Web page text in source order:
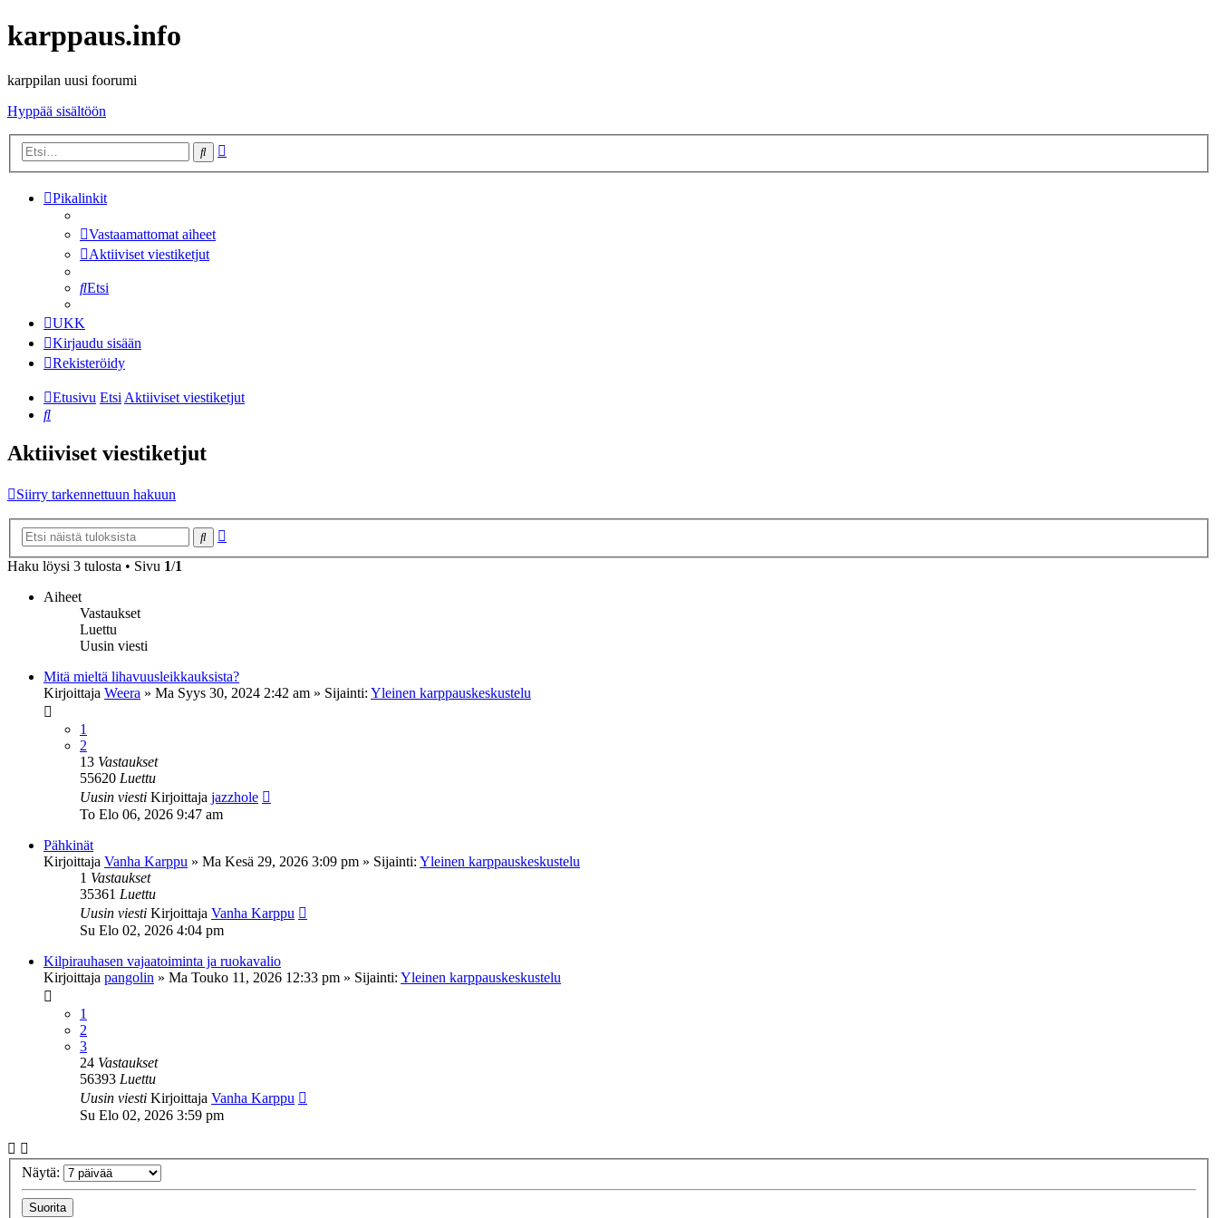
karppaus.info
karppilan uusi foorumi
Hyppää sisältöön
Etsi
Pikalinkit
Vastaamattomat aiheet
Aktiiviset viestiketjut
Etsi
UKK
Kirjaudu sisään
Rekisteröidy
Etusivu EtsiAktiiviset viestiketjut
Etsi
Aktiiviset viestiketjut
Siirry tarkennettuun hakuun
Etsi
Haku löysi 3 tulosta • Sivu 1/1
Aiheet
Vastaukset
Luettu
Uusin viesti
Mitä mieltä lihavuusleikkauksista?
Kirjoittaja Weera » Ma Syys 30, 2024 2:42 am » Sijainti: Yleinen karppauskeskustelu
1
2
13 Vastaukset
55620 Luettu
Uusin viesti Kirjoittaja jazzhole
To Elo 06, 2026 9:47 am
Pähkinät
Kirjoittaja Vanha Karppu » Ma Kesä 29, 2026 3:09 pm » Sijainti: Yleinen karppauskeskustelu
1 Vastaukset
35361 Luettu
Uusin viesti Kirjoittaja Vanha Karppu
Su Elo 02, 2026 4:04 pm
Kilpirauhasen vajaatoiminta ja ruokavalio
Kirjoittaja pangolin » Ma Touko 11, 2026 12:33 pm » Sijainti: Yleinen karppauskeskustelu
1
2
3
24 Vastaukset
56393 Luettu
Uusin viesti Kirjoittaja Vanha Karppu
Su Elo 02, 2026 3:59 pm
Näytä: